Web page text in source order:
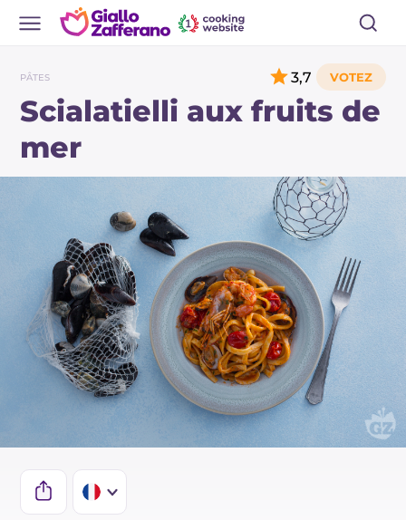
PÂTES
Scialatielli aux fruits de
mer
3,7